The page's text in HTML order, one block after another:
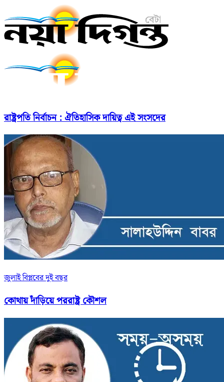
রাষ্ট্রপতি নির্বাচন : ঐতিহাসিক দায়িত্ব এই সংসদের
জুলাই বিপ্লবের দুই বছর
কোথায় দাঁড়িয়ে পররাষ্ট্র কৌশল